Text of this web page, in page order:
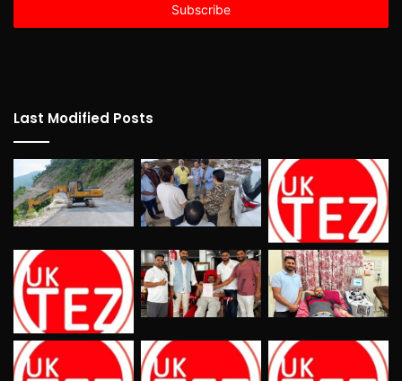
Last Modified Posts